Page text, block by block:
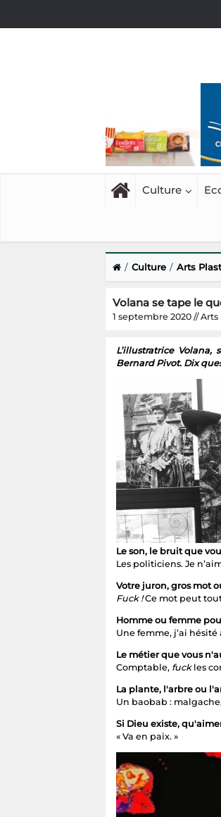
Culture
Culture Arts
Volana se tape le
1 septembre 2020 // Arts
L’illustratrice
Bernard Pivot. Dix
Le son, le bruit que
Les politiciens. Je
Votre juron, gros mot
Fuck !Ce mot peut
Homme ou femme
Une femme, j’ai hésité
Le métier que vous
Comptable, fuckles
La plante, l'arbre ou
Un baobab :
Si Dieu existe,
« Va en paix. »